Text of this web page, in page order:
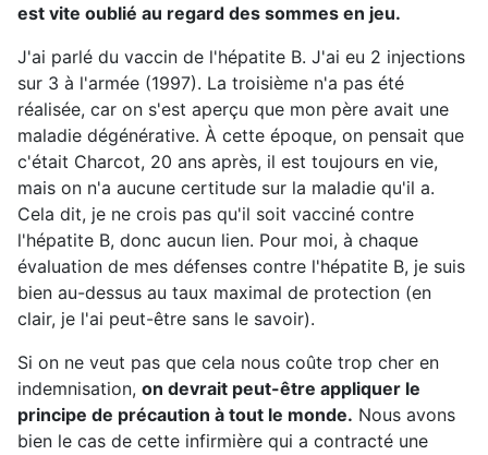
est vite oublié au regard des sommes en jeu.
J'ai parlé du vaccin de l'hépatite B. J'ai eu 2 injections
sur 3 à l'armée (1997). La troisième n'a pas été
réalisée, car on s'est aperçu que mon père avait une
maladie dégénérative. À cette époque, on pensait que
c'était Charcot, 20 ans après, il est toujours en vie,
mais on n'a aucune certitude sur la maladie qu'il a.
Cela dit, je ne crois pas qu'il soit vacciné contre
l'hépatite B, donc aucun lien. Pour moi, à chaque
évaluation de mes défenses contre l'hépatite B, je suis
bien au-dessus au taux maximal de protection (en
clair, je l'ai peut-être sans le savoir).
Si on ne veut pas que cela nous coûte trop cher en
indemnisation, on devrait peut-être appliquer le
principe de précaution à tout le monde. Nous avons
bien le cas de cette infirmière qui a contracté une